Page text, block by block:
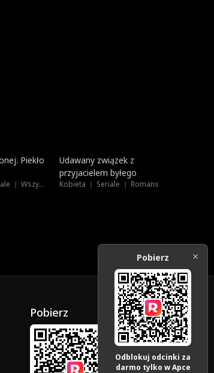
Piekło
Mężczyzna ｜ Seriale ｜ Wszystkie Wiek
Na topie
Udawany związek z
przyjacielem byłego
Kobieta ｜ Seriale ｜ Romans
Pobierz
Pobierz
Odblokuj odcinki za
darmo tylko w Apce